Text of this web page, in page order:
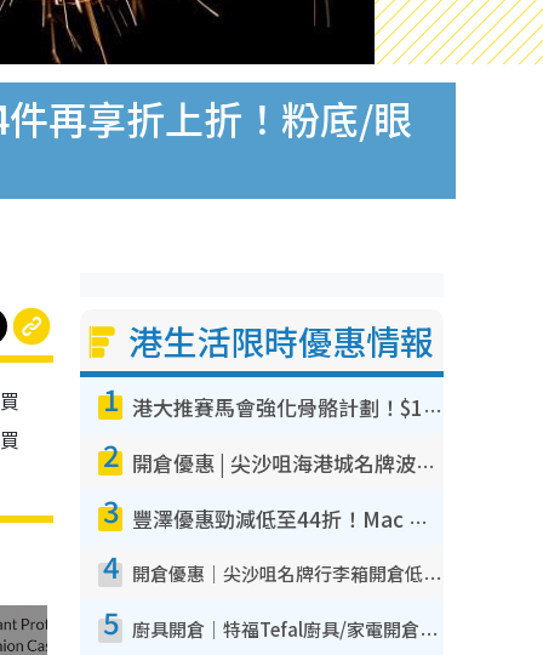
再享折上折！粉底/眼
港生活限時優惠情報
1 港大推賽馬會強化骨骼計劃！$100骨質密度X光檢查 完成免費運動訓練送超市禮券！附參加資格
2 開倉優惠 | 尖沙咀海港城名牌波鞋開倉低至1折！On鞋$899起／Joy&Peace鞋履$98起
3 豐澤優惠勁減低至44折！Mac mini/iPhone17Pro大減價！廚房家電$220起
4 開倉優惠｜尖沙咀名牌行李箱開倉低至4折！一連5日 American Tourister/ace./Hallmark $200起！
5 廚具開倉｜特福Tefal廚具/家電開倉低至3折！$220起買平底鍋/炒鑊/湯煲！電飯煲/吸塵機/燙斗$418起